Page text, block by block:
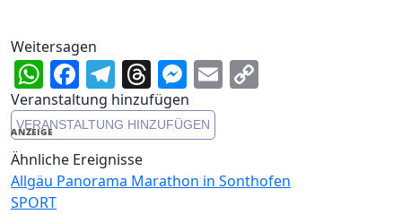
Weitersagen
WhatsApp
Facebook
Telegram
Threads
Messenger
Email
Veranstaltung hinzufügen
VERANSTALTUNG HINZUFÜGEN
ANZEIGE
Ähnliche Ereignisse
Allgäu Panorama Marathon in Sonthofen
SPORT